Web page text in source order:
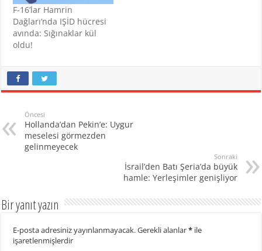
F-16’lar Hamrin
Dağları’nda IŞİD hücresi
avında: Sığınaklar kül
oldu!
Öncesi
Hollanda’dan Pekin’e: Uygur
meselesi görmezden
gelinmeyecek
Sonraki
İsrail’den Batı Şeria’da büyük
hamle: Yerleşimler genişliyor
Bir yanıt yazın
E-posta adresiniz yayınlanmayacak.Gerekli alanlar* ile
işaretlenmişlerdir